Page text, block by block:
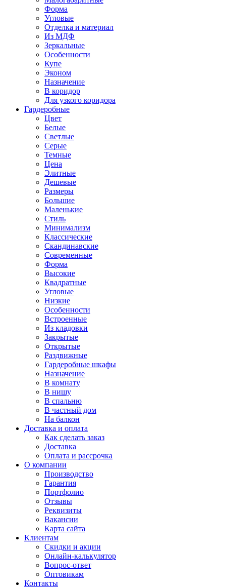
Форма
Угловые
Отделка и материал
Из МДФ
Зеркальные
Особенности
Купе
Эконом
Назначение
В коридор
Для узкого коридора
Гардеробные
Цвет
Белые
Светлые
Серые
Темные
Цена
Элитные
Дешевые
Размеры
Большие
Маленькие
Стиль
Минимализм
Классические
Скандинавские
Современные
Форма
Высокие
Квадратные
Угловые
Низкие
Особенности
Встроенные
Из кладовки
Закрытые
Открытые
Раздвижные
Гардеробные шкафы
Назначение
В комнату
В нишу
В спальню
В частный дом
На балкон
Доставка и оплата
Как сделать заказ
Доставка
Оплата и рассрочка
О компании
Производство
Гарантия
Портфолио
Отзывы
Реквизиты
Вакансии
Карта сайта
Клиентам
Скидки и акции
Онлайн-калькулятор
Вопрос-ответ
Оптовикам
Контакты